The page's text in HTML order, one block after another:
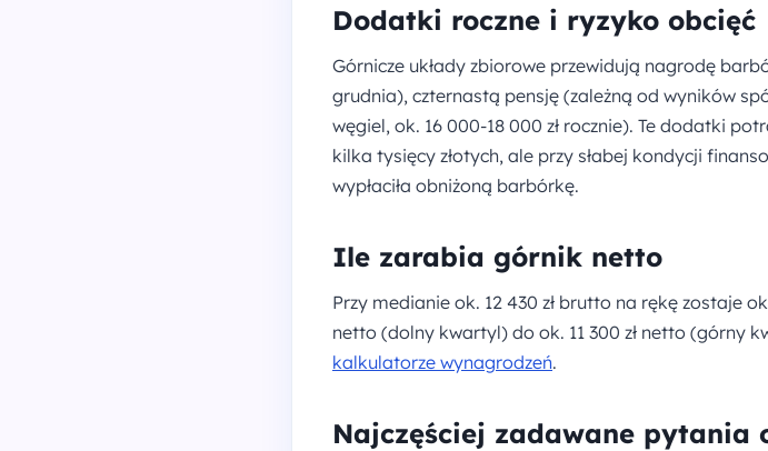
Dodatki roczne i ryzyko obcięć
Górnicze układy zbiorowe przewidują nagrodę
grudnia), czternastą pensję (zależną od wyników
węgiel, ok. 16 000-18 000 zł rocznie). Te dodatki
kilka tysięcy złotych, ale przy słabej kondycji
wypłaciła obniżoną barbórkę.
Ile zarabia górnik netto
Przy medianie ok. 12 430 zł brutto na rękę zostaje
netto (dolny kwartyl) do ok. 11 300 zł netto (górny
kalkulatorze wynagrodzeń.
Najczęściej zadawane